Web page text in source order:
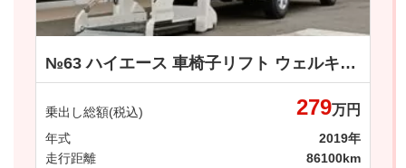
№63 ハイエース 車椅子リフト ウェルキャブ 車いす仕様車 Ｂタイプ トヨタ
乗出し総額(税込) 279万円
年式
2019年
走行距離
86100km